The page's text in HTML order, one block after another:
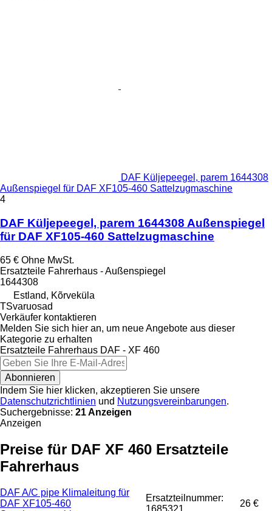
DAF Küljepeegel, parem 1644308
Außenspiegel für DAF XF105-460 Sattelzugmaschine
4
DAF Küljepeegel, parem 1644308 Außenspiegel
für DAF XF105-460 Sattelzugmaschine
65 € Ohne MwSt.
Ersatzteile Fahrerhaus - Außenspiegel
1644308
Estland, Kõrveküla
TSvaruosad
Verkäufer kontaktieren
Melden Sie sich hier an, um neue Angebote aus dieser
Kategorie zu erhalten
Ersatzteile Fahrerhaus DAF - XF 460
Abonnieren
Indem Sie hier klicken, akzeptieren Sie unsere
Datenschutzrichtlinien und Nutzungsvereinbarungen.
Suchergebnisse: 21 Anzeigen
Anzeigen
Preise für DAF XF 460 Ersatzteile
Fahrerhaus
DAF A/C pipe Klimaleitung für
DAF XF105-460
Ersatzteilnummer:
1685321
26 €